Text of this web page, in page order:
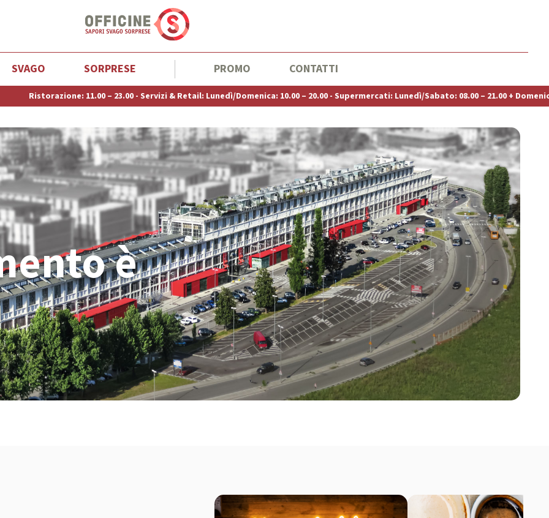
SVAGO SORPRESE PROMO CONTATTI
– 23.00 - Servizi & Retail: Lunedì/Domenica: 10.00 – 20.00 - Supermercati: Lunedì/Sabato: 08.00 – 21.00 + Domenica: 08.30 – 21.00
è